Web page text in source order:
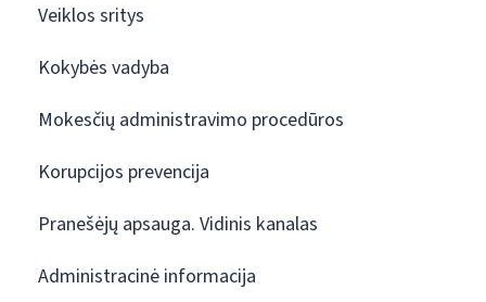
Veiklos sritys
Kokybės vadyba
Mokesčių administravimo procedūros
Korupcijos prevencija
Pranešėjų apsauga. Vidinis kanalas
Administracinė informacija